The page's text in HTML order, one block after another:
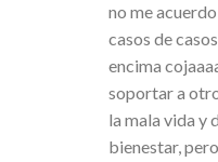
no me
casos de
encima
soportar a
la mala vida y
bienestar,